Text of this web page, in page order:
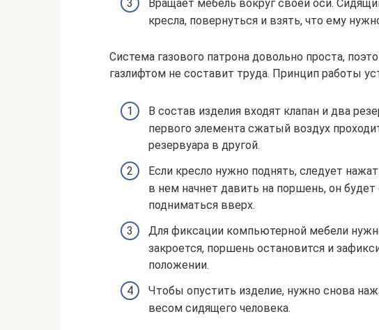
Вращает мебель вокруг своей оси.
кресла, повернуться и взять, что ему
Система газового патрона довольно проста,
газлифтом не составит труда. Принцип работы
В состав изделия входят клапан и два
первого элемента сжатый воздух
резервуара в другой.
Если кресло нужно поднять, следует
в нем начнет давить на поршень, он будет
подниматься вверх.
Для фиксации компьютерной мебели
закроется, поршень остановится и
положении.
Чтобы опустить изделие, нужно снова
весом сидящего человека.